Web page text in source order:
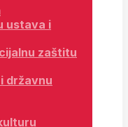
ustava i
zaštitu
državnu